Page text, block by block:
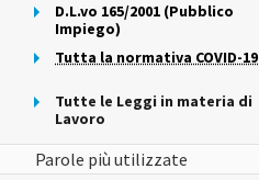
D.L.vo 165/2001 (Pubblico
Impiego)
Tutta la normativa COVID-19
Tutte le Leggi in materia di
Lavoro
Parole più utilizzate